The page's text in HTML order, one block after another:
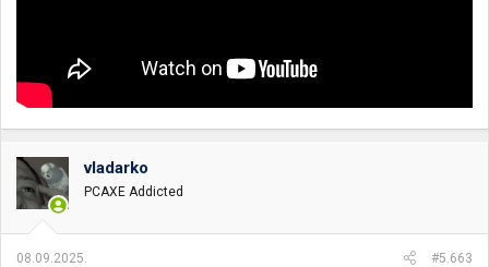
vladarko
PCAXE Addicted
08.09.2025. #5.663